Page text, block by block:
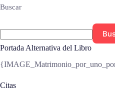
Buscar
Portada Alternativa del Libro
Citas